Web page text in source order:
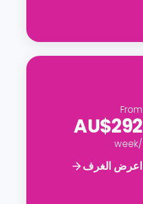
From
AU$292
/week
اعرض الغرف